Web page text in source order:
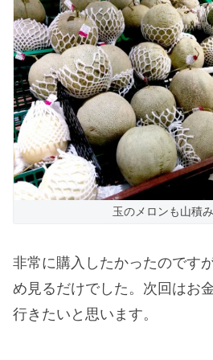
玉のメロンも山積み
非常に購入したかったのです
め見るだけでした。次回はお
行きたいと思います。